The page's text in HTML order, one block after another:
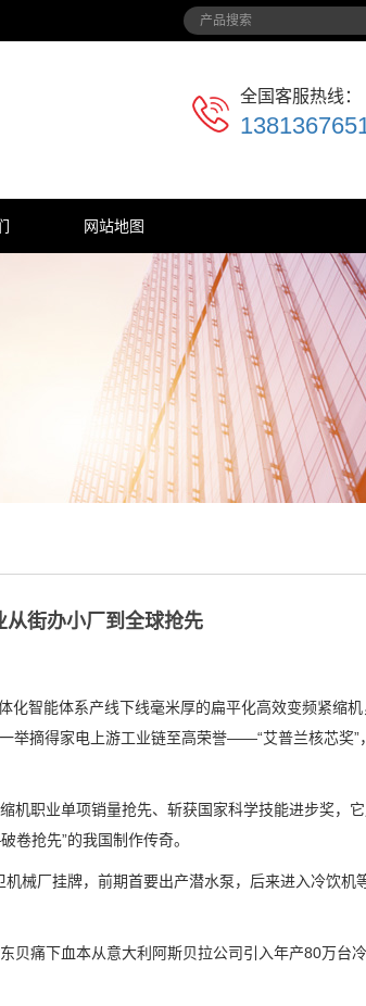
全国客服热线：
网站地图
从街办小厂到全球抢先
智能体系产线下线毫米厚的扁平化高效变频紧缩机
举摘得家电上游工业链至高荣誉——“艾普兰核芯奖”
职业单项销量抢先、斩获国家科学技能进步奖，
抢先”的我国制作传奇。
厂挂牌，前期首要出产潜水泵，后来进入冷饮机等
痛下血本从意大利阿斯贝拉公司引入年产80万台